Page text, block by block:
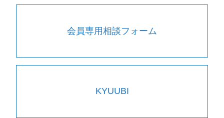
会員専用相談フォーム
KYUUBI